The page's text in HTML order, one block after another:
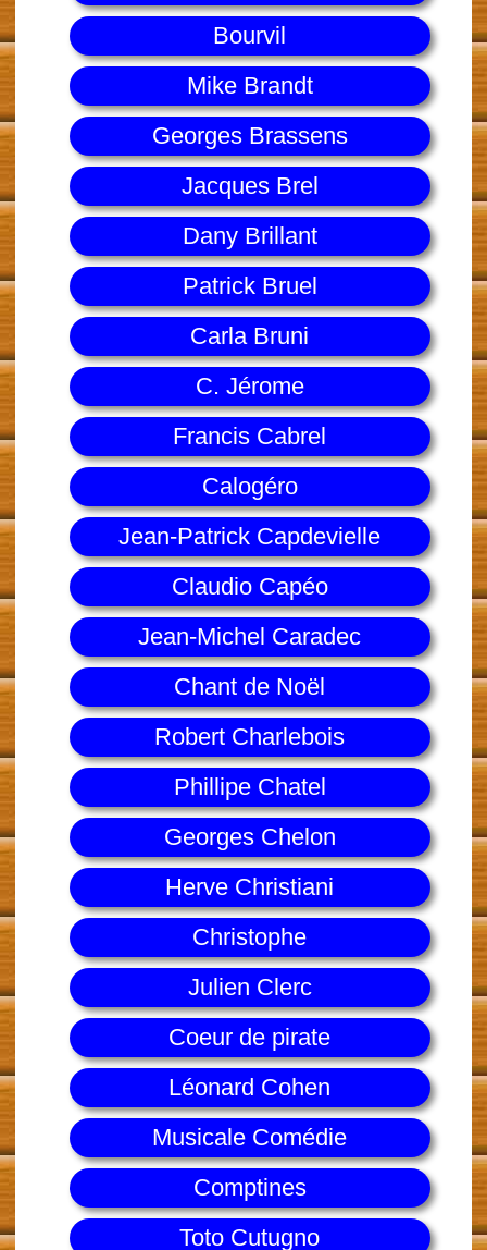
Bourvil
Mike Brandt
Georges Brassens
Jacques Brel
Dany Brillant
Patrick Bruel
Carla Bruni
C. Jérome
Francis Cabrel
Calogéro
Jean-Patrick Capdevielle
Claudio Capéo
Jean-Michel Caradec
Chant de Noël
Robert Charlebois
Phillipe Chatel
Georges Chelon
Herve Christiani
Christophe
Julien Clerc
Coeur de pirate
Léonard Cohen
Musicale Comédie
Comptines
Toto Cutugno